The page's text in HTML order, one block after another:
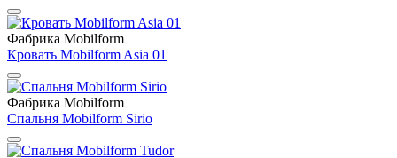
Фабрика Mobilform
Кровать Mobilform Asia 01
Фабрика Mobilform
Спальня Mobilform Sirio